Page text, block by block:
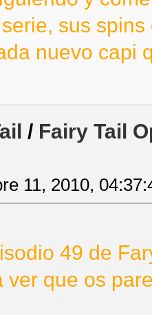
sus
nuevo capi
/ Fairy Tail
11, 2010,
49 de
ver que os